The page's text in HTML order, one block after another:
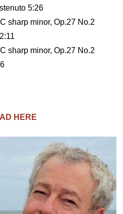
5:26
sharp minor, Op.27 No.2
sharp minor, Op.27 No.2
HERE